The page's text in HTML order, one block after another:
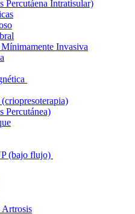
Percutáena Intratisular)
Invasiva
Percutánea)
(bajo flujo)
Artrosis